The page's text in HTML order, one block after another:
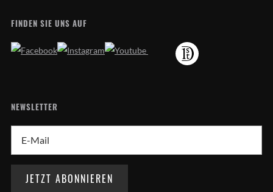
FINDEN SIE UNS AUF
NEWSLETTER